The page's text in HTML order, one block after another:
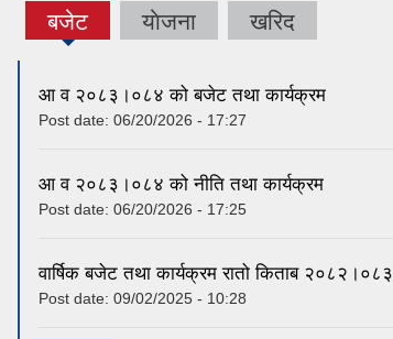
बजेट
(active
याेजना खरिद
आ व २०८३।०८४ को बजेट तथा कार्यक्रम
Post date: 06/20/2026 - 17:27
आ व २०८३।०८४ को नीति तथा कार्यक्रम
Post date: 06/20/2026 - 17:25
वार्षिक बजेट तथा कार्यक्रम रातो किताब २०८२।०८३
Post date: 09/02/2025 - 10:28